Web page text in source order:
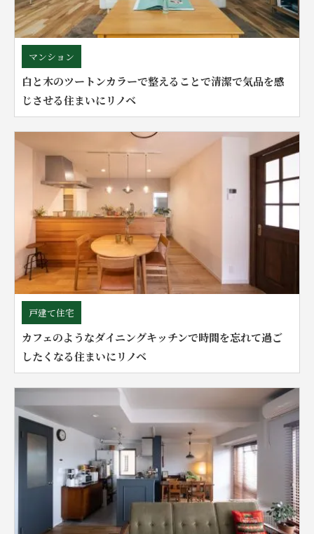
マンション
白と木のツートンカラーで整えることで清潔で気品を感
じさせる住まいにリノベ
戸建て住宅
カフェのようなダイニングキッチンで時間を忘れて過ご
したくなる住まいにリノベ